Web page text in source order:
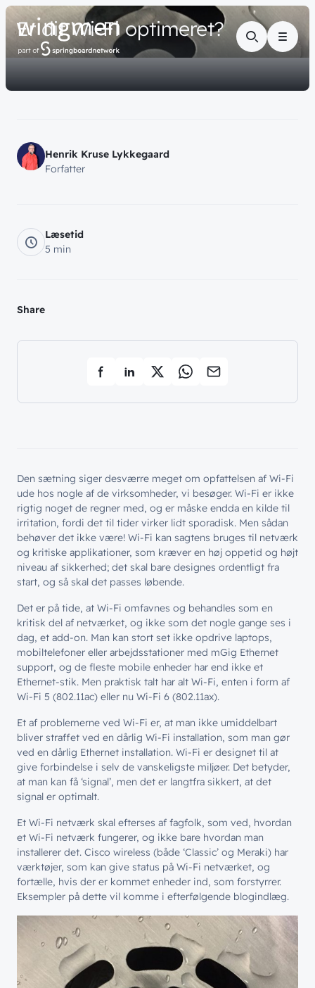
Menu
Er dit Wi-Fi optimeret?
Henrik Kruse Lykkegaard
Forfatter
Læsetid
5 min
Share
Den sætning siger desværre meget om opfattelsen af Wi-Fi
ude hos nogle af de virksomheder, vi besøger. Wi-Fi er ikke
rigtig noget de regner med, og er måske endda en kilde til
irritation, fordi det til tider virker lidt sporadisk. Men sådan
behøver det ikke være! Wi-Fi kan sagtens bruges til netværk
og kritiske applikationer, som kræver en høj oppetid og højt
niveau af sikkerhed; det skal bare designes ordentligt fra
start, og så skal det passes løbende.
Det er på tide, at Wi-Fi omfavnes og behandles som en
kritisk del af netværket, og ikke som det nogle gange ses i
dag, et add-on. Man kan stort set ikke opdrive laptops,
mobiltelefoner eller arbejdsstationer med mGig Ethernet
support, og de fleste mobile enheder har end ikke et
Ethernet-stik. Men praktisk talt har alt Wi-Fi, enten i form af
Wi-Fi 5 (802.11ac) eller nu Wi-Fi 6 (802.11ax).
Et af problemerne ved Wi-Fi er, at man ikke umiddelbart
bliver straffet ved en dårlig Wi-Fi installation, som man gør
ved en dårlig Ethernet installation. Wi-Fi er designet til at
give forbindelse i selv de vanskeligste miljøer. Det betyder,
at man kan få ‘signal’, men det er langtfra sikkert, at det
signal er optimalt.
Et Wi-Fi netværk skal efterses af fagfolk, som ved, hvordan
et Wi-Fi netværk fungerer, og ikke bare hvordan man
installerer det. Cisco wireless (både ‘Classic’ og Meraki) har
værktøjer, som kan give status på Wi-Fi netværket, og
fortælle, hvis der er kommet enheder ind, som forstyrrer.
Eksempler på dette vil komme i efterfølgende blogindlæg.